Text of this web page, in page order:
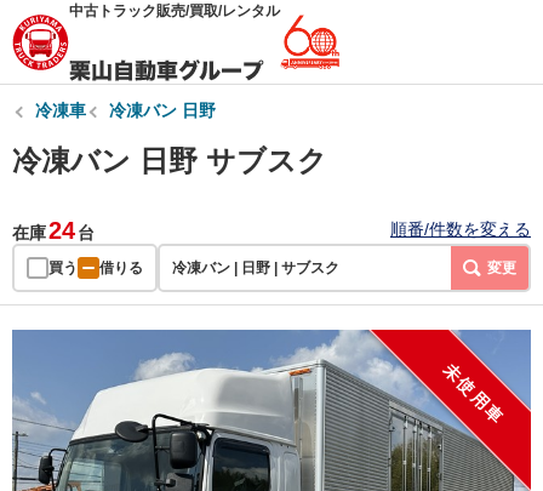
中古トラック販売/買取/レンタル
冷凍車 冷凍バン 日野
冷凍バン 日野 サブスク
在庫24台 順番/件数を変える
買う 借りる 冷凍バン | 日野 | サブスク 変更
未使用車